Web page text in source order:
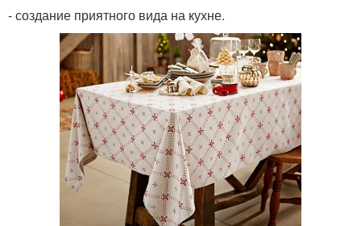
- создание приятного вида на кухне.